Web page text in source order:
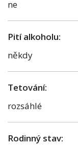
ne
Pití alkoholu:
někdy
Tetování:
rozsáhlé
Rodinný stav: